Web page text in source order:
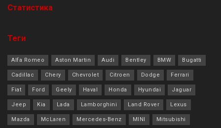
Cтатистика
Теги
Alfa Romeo Aston Martin Audi Bentley BMW Bugatti
Cadillac Chery Chevrolet Citroen Dodge Ferrari
Fiat Ford Geely Haval Honda Hyundai Jaguar
Jeep Kia Lada Lamborghini Land Rover Lexus
Mazda McLaren Mercedes-Benz MINI Mitsubishi